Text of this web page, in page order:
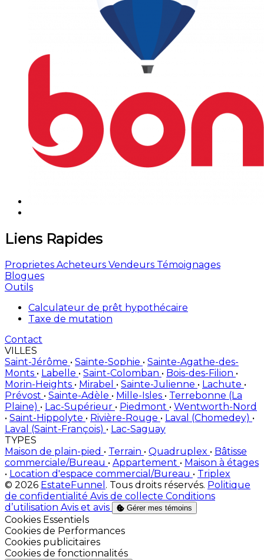
Liens Rapides
Proprietes Acheteurs Vendeurs Témoignages
Blogues
Outils
Calculateur de prêt hypothécaire
Taxe de mutation
Contact
VILLES
Saint-Jérôme • Sainte-Sophie • Sainte-Agathe-des-
Monts • Labelle • Saint-Colomban • Bois-des-Filion •
Morin-Heights • Mirabel • Sainte-Julienne • Lachute •
Prévost • Sainte-Adèle • Mille-Isles • Terrebonne (La
Plaine) • Lac-Supérieur • Piedmont • Wentworth-Nord
• Saint-Hippolyte • Rivière-Rouge • Laval (Chomedey) •
Laval (Saint-François) • Lac-Saguay
TYPES
Maison de plain-pied • Terrain • Quadruplex • Bâtisse
commerciale/Bureau • Appartement • Maison à étages
• Location d'espace commercial/Bureau • Triplex
© 2026 EstateFunnel . Tous droits réservés. Politique
de confidentialité Avis de collecte Conditions
d’utilisation Avis et avis Gérer mes témoins
Activer
Cookies Essentiels
Activer
Cookies de Performances
Activer
Cookies publicitaires
Activer
Cookies de fonctionnalités